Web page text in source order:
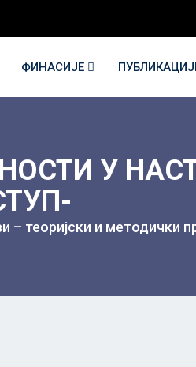
ФИНАСИЈЕ
У
теоријски и методички